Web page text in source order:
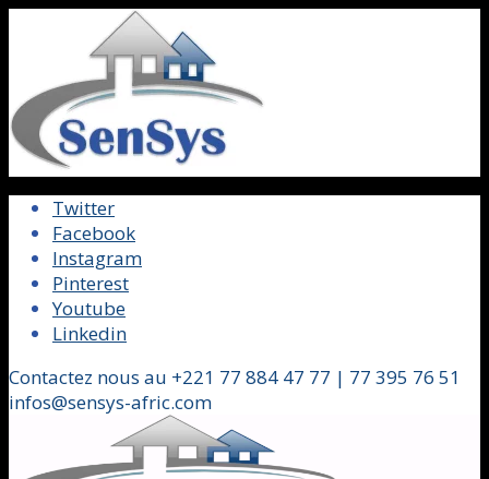
Twitter
Facebook
Instagram
Pinterest
Youtube
Linkedin
Contactez nous au +221 77 884 47 77 | 77 395 76 51
infos@sensys-afric.com